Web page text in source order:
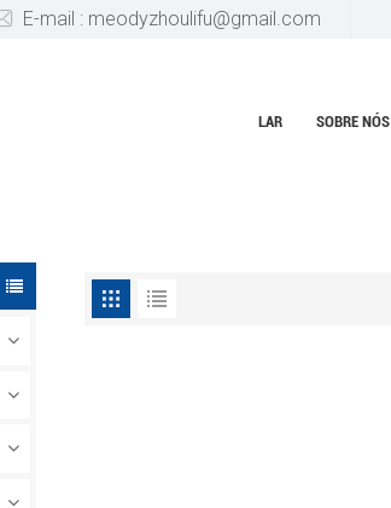
E-mail : meodyzhoulifu@gmail.com
LAR SOBRE NÓS
USINAGEM CNC